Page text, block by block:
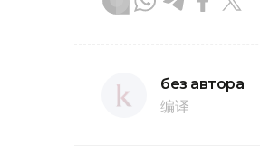
без автора
编译